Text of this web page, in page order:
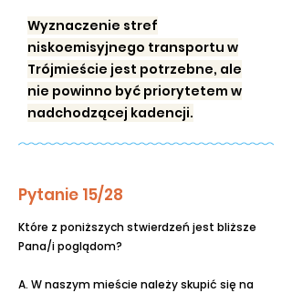
Wyznaczenie stref
niskoemisyjnego transportu w
Trójmieście jest potrzebne, ale
nie powinno być priorytetem w
nadchodzącej kadencji.
Pytanie 15/28
Które z poniższych stwierdzeń jest bliższe
Pana/i poglądom?
A. W naszym mieście należy skupić się na